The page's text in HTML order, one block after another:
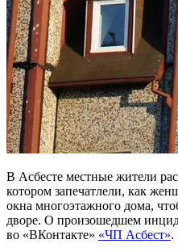
В Асбесте местные жители
котором запечатлели, как
окна многоэтажного дома,
дворе. О произошедшем
во «ВКонтакте» «ЧП Асбест».